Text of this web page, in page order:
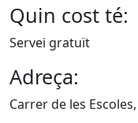
Quin cost té:
Servei gratuït
Adreça:
Carrer de les